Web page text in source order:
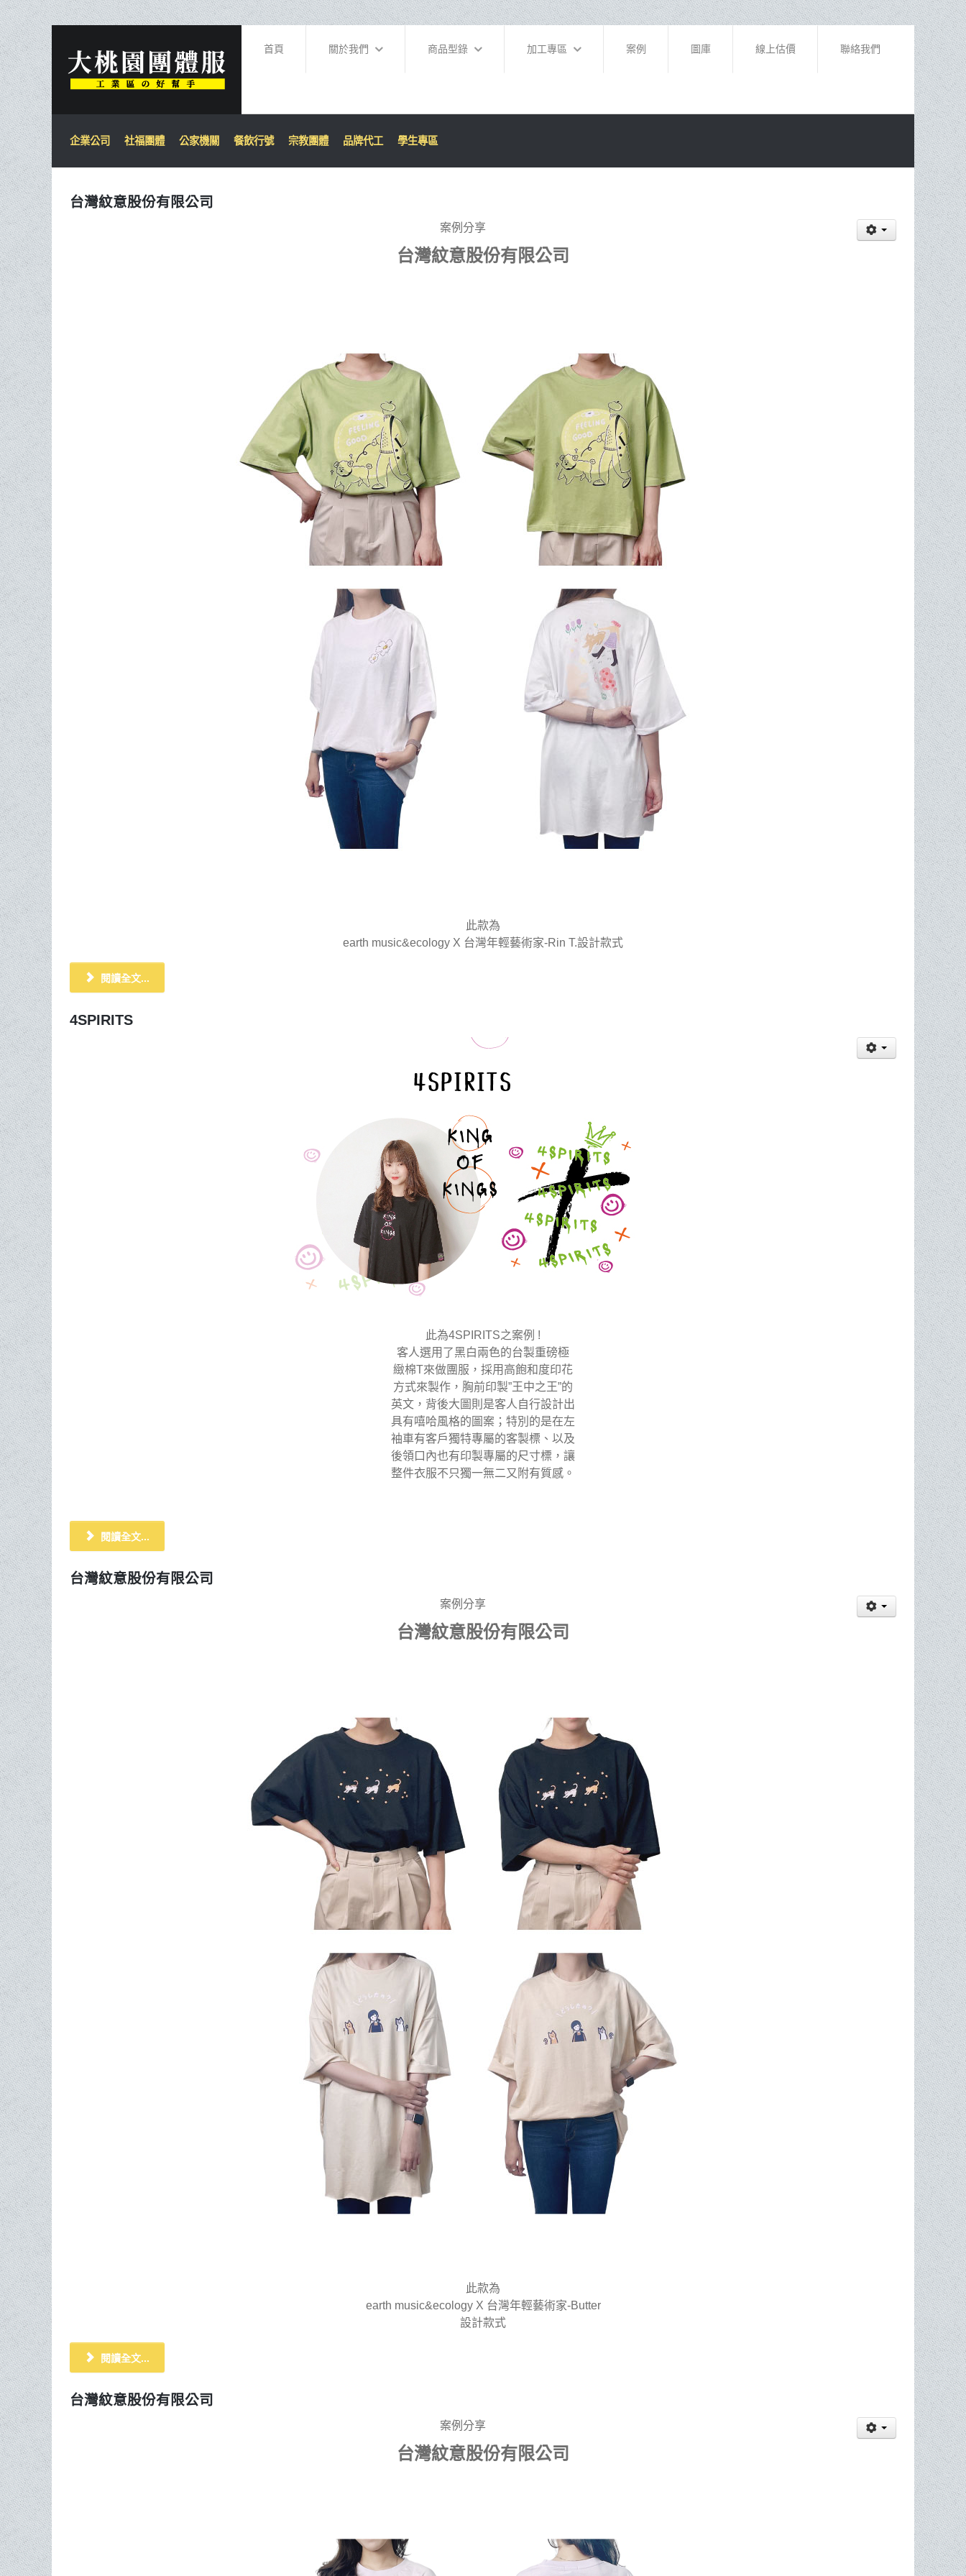
首頁 關於我們 商品型錄 加工專區 案例 圖庫 線上估價 聯絡我們
企業公司 社福團體 公家機關 餐飲行號 宗教團體 品牌代工 學生專區
台灣紋意股份有限公司
案例分享
台灣紋意股份有限公司
此款為
earth music&ecology X 台灣年輕藝術家-Rin T.設計款式
閱讀全文...
4SPIRITS
此為4SPIRITS之案例 !
客人選用了黑白兩色的台製重磅極
緻棉T來做團服，採用高飽和度印花
方式來製作，胸前印製”王中之王”的
英文，背後大圖則是客人自行設計出
具有嘻哈風格的圖案；特別的是在左
袖車有客戶獨特專屬的客製標、以及
後領口內也有印製專屬的尺寸標，讓
整件衣服不只獨一無二又附有質感。
閱讀全文...
台灣紋意股份有限公司
案例分享
台灣紋意股份有限公司
此款為
earth music&ecology X 台灣年輕藝術家-Butter
設計款式
閱讀全文...
台灣紋意股份有限公司
案例分享
台灣紋意股份有限公司